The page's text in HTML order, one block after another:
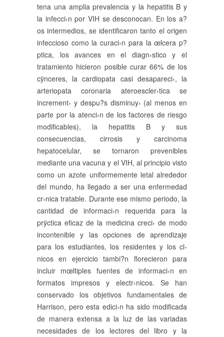
ten­a una amplia prevalencia y la hepatitis B y
la infecci›n por VIH se desconoc­an. En los a?
os intermedios, se identificaron tanto el origen
infeccioso como la curaci›n para la œlcera p?
ptica, los avances en el diagn›stico y el
tratamiento hicieron posible curar 66% de los
cÿnceres, la cardiopat­a casi desapareci›, la
arteriopat­a coronaria ateroescler›tica se
increment› y despu?s disminuy› (al menos en
parte por la atenci›n de los factores de riesgo
modificables), la hepatitis B y sus
consecuencias, cirrosis y carcinoma
hepatocelular, se tornaron prevenibles
mediante una vacuna y el VIH, al principio visto
como un azote uniformemente letal alrededor
del mundo, ha llegado a ser una enfermedad
cr›nica tratable. Durante ese mismo periodo, la
cantidad de informaci›n requerida para la
prÿctica eficaz de la medicina creci› de modo
incontenible y las opciones de aprendizaje
para los estudiantes, los residentes y los cl­
nicos en ejercicio tambi?n florecieron para
incluir mœltiples fuentes de informaci›n en
formatos impresos y electr›nicos. Se han
conservado los objetivos fundamentales de
Harrison, pero esta edici›n ha sido modificada
de manera extensa a la luz de las variadas
necesidades de los lectores del libro y la